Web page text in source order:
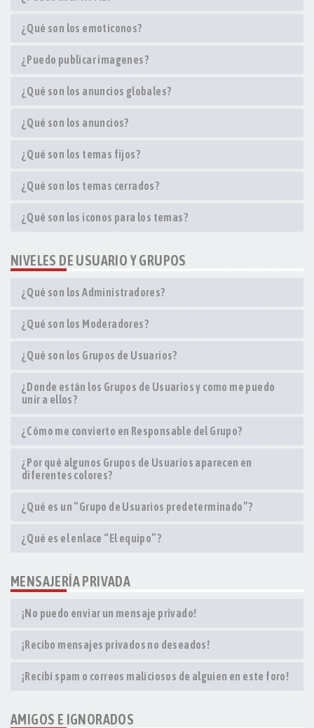
¿Qué son los emoticonos?
¿Puedo publicar imagenes?
¿Qué son los anuncios globales?
¿Qué son los anuncios?
¿Qué son los temas fijos?
¿Qué son los temas cerrados?
¿Qué son los iconos para los temas?
NIVELES DE USUARIO Y GRUPOS
¿Qué son los Administradores?
¿Qué son los Moderadores?
¿Qué son los Grupos de Usuarios?
¿Donde están los Grupos de Usuarios y como me puedo
unir a ellos?
¿Cómo me convierto en Responsable del Grupo?
¿Por qué algunos Grupos de Usuarios aparecen en
diferentes colores?
¿Qué es un “Grupo de Usuarios predeterminado”?
¿Qué es el enlace “El equipo”?
MENSAJERÍA PRIVADA
¡No puedo enviar un mensaje privado!
¡Recibo mensajes privados no deseados!
¡Recibí spam o correos maliciosos de alguien en este foro!
AMIGOS E IGNORADOS